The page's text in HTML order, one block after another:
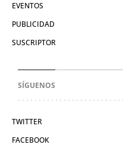
EVENTOS
PUBLICIDAD
SUSCRIPTOR
SÍGUENOS
TWITTER
FACEBOOK